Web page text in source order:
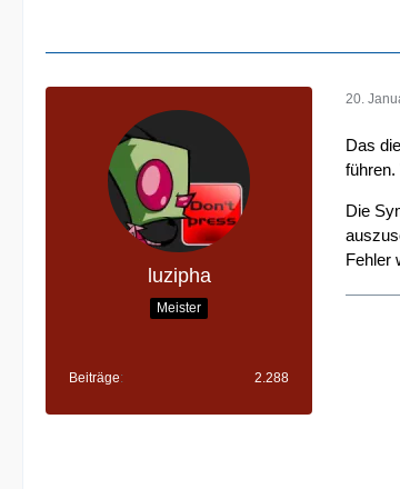
luzipha
Meister
Beiträge 2.288
20.
Das
führen.
Die
Fehler